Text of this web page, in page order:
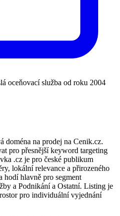
oceňovací služba od roku 2004
doména na prodej na Cenik.cz.
pro přesnější keyword targeting
.cz je pro české publikum
lokální relevance a přirozeného
hodí hlavně pro segment
a Podnikání a Ostatní. Listing je
pro individuální vyjednání